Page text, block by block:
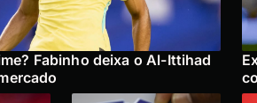
Fabinho deixa o Al-Ittihad